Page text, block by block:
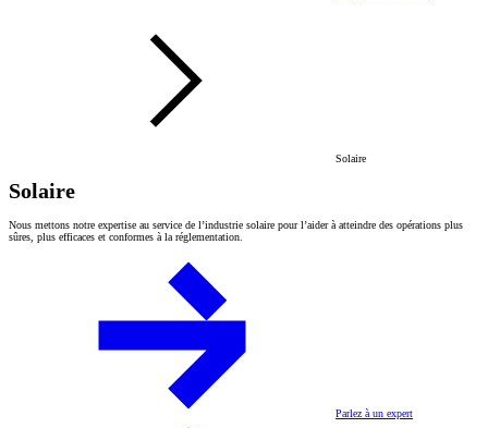
Solaire
Solaire
Nous mettons notre expertise au service de l’industrie solaire pour l’aider à atteindre des opérations plus
sûres, plus efficaces et conformes à la réglementation.
Parlez à un expert